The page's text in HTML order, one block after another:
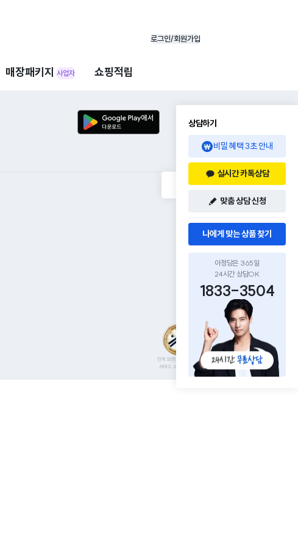
로그인/회원가입
매장패키지 사업자 쇼핑적립
한국 브랜드선호도 1위
서비스 2년 연속 1위
상담하기
비밀 혜택 3초 안내
실시간 카톡상담
맞춤 상담 신청
나에게 맞는 상품 찾기
아정당은 365일
24시간 상담OK
1833-3504